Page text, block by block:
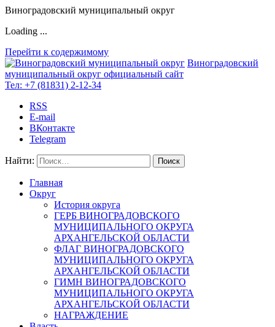
Виноградовский муниципальный округ
Loading ...
Перейти к содержимому
Виноградовский
муниципальный округ официальный сайт
Тел: +7 (81831) 2-12-34
RSS
E-mail
ВКонтакте
Telegram
Найти:
Главная
Округ
История округа
ГЕРБ ВИНОГРАДОВСКОГО
МУНИЦИПАЛЬНОГО ОКРУГА
АРХАНГЕЛЬСКОЙ ОБЛАСТИ
ФЛАГ ВИНОГРАДОВСКОГО
МУНИЦИПАЛЬНОГО ОКРУГА
АРХАНГЕЛЬСКОЙ ОБЛАСТИ
ГИМН ВИНОГРАДОВСКОГО
МУНИЦИПАЛЬНОГО ОКРУГА
АРХАНГЕЛЬСКОЙ ОБЛАСТИ
НАГРАЖДЕНИЕ